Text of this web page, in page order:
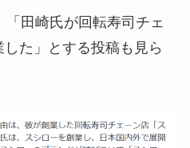
田崎氏が回転寿司チェ
た」とする投稿も見ら